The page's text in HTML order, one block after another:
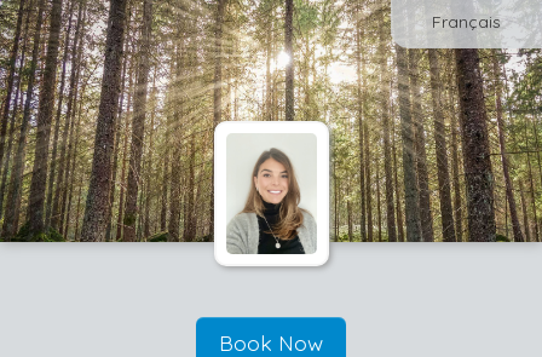
Français
Book Now